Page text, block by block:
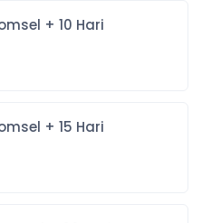
+ 10 Hari
+ 15 Hari